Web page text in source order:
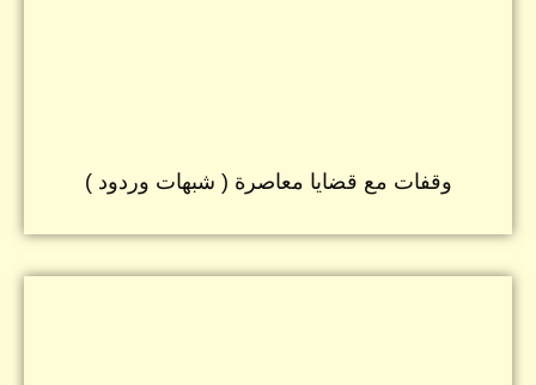
وقفات مع قضايا معاصرة ( شبهات وردود )